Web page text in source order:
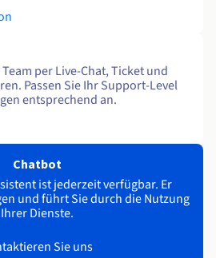
per Live-Chat, Ticket und
Passen Sie Ihr Support-Level
entsprechend an.
Chatbot
ist jederzeit verfügbar. Er
und führt Sie durch die Nutzung
Ihrer Dienste.
Sie uns